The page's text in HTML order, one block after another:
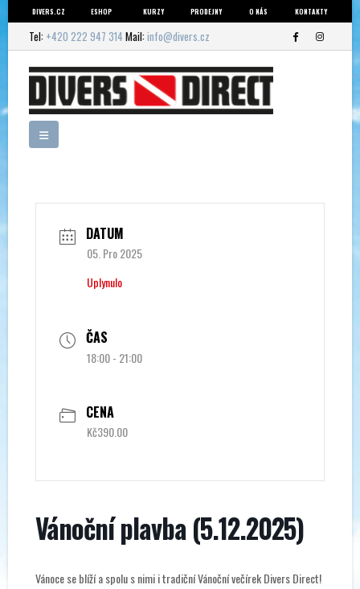
DIVERS.CZ ESHOP KURZY PRODEJNY O NÁS KONTAKTY
Tel: +420 222 947 314Mail:info@divers.cz
DATUM
05. Pro 2025
Uplynulo
ČAS
18:00 - 21:00
CENA
Kč390.00
Vánoční plavba (5.12.2025)
Vánoce se blíží a spolu s nimi i tradiční Vánoční večírek Divers Direct!